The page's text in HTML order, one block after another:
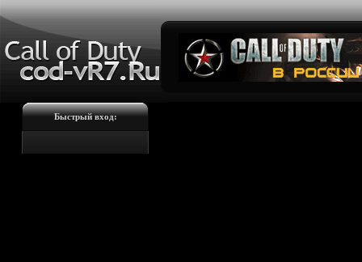
Быстрый вход: